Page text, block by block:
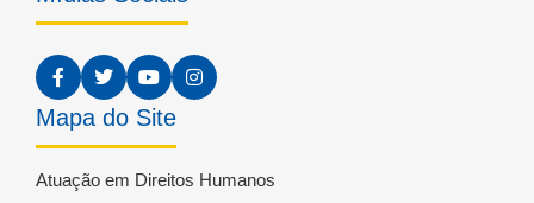
Mapa do Site
Atuação em Direitos Humanos